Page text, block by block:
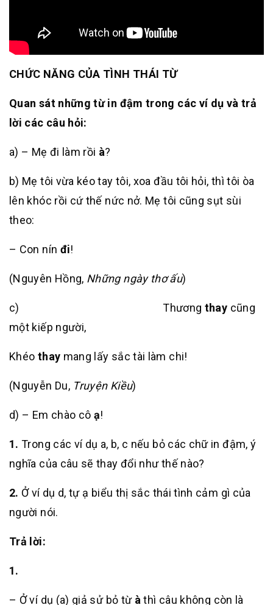
CHỨC NĂNG CỦA TÌNH THÁI TỪ
Quan sát những từ in đậm trong các ví dụ và trả
lời các câu hỏi:
a) – Mẹ đi làm rồi à?
b) Mẹ tôi vừa kéo tay tôi, xoa đầu tôi hỏi, thì tôi òa
lên khóc rồi cứ thế nức nở. Mẹ tôi cũng sụt sùi
theo:
– Con nín đi!
(Nguyên Hồng, Những ngày thơ ấu)
c) Thương thay cũng
một kiếp người,
Khéo thay mang lấy sắc tài làm chi!
(Nguyễn Du, Truyện Kiều)
d) – Em chào cô ạ!
1.Trong các ví dụ a, b, c nếu bỏ các chữ in đậm, ý
nghĩa của câu sẽ thay đổi như thế nào?
2.Ở ví dụ d, tự ạ biểu thị sắc thái tình cảm gì của
người nói.
Trả lời:
1.
– Ở ví dụ (a) giả sử bỏ từà thì câu không còn là